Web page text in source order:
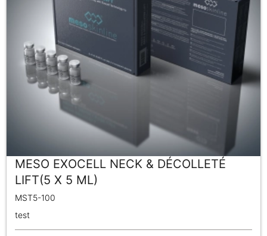
MESO EXOCELL NECK & DÉCOLLETÉ
LIFT(5 X 5 ML)
MST5-100
test